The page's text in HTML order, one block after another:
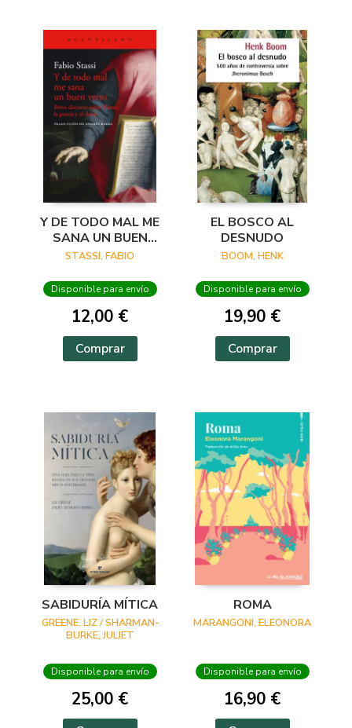
Y DE TODO MAL ME
SANA UN BUEN
VERSO
STASSI, FABIO
Disponible para envío
12,00 €
Comprar
EL BOSCO AL
DESNUDO
BOOM, HENK
Disponible para envío
19,90 €
Comprar
SABIDURÍA MÍTICA
GREENE, LIZ / SHARMAN-
BURKE, JULIET
Disponible para envío
25,00 €
ROMA
MARANGONI, ELEONORA
Disponible para envío
16,90 €